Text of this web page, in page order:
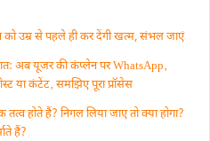
उम्र से पहले ही कर देंगी खत्म, संभल जाएं
अब यूजर की कंप्लेन पर WhatsApp‚
या कंटेंट‚ समझिए पूरा प्रॉसेस
होते हैं? निगल लिया जाए तो क्या होगा?
हैं?